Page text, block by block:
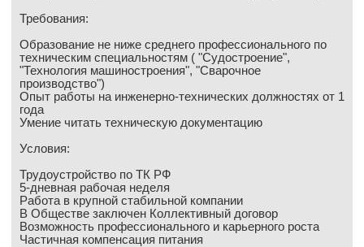
Требования:
Образование не ниже среднего профессионального по
техническим специальностям ( "Судостроение",
"Технология машиностроения", "Сварочное
производство")
Опыт работы на инженерно-технических должностях от 1
года
Умение читать техническую документацию
Условия:
Трудоустройство по ТК РФ
5-дневная рабочая неделя
Работа в крупной стабильной компании
В Обществе заключен Коллективный договор
Возможность профессионального и карьерного роста
Частичная компенсация питания